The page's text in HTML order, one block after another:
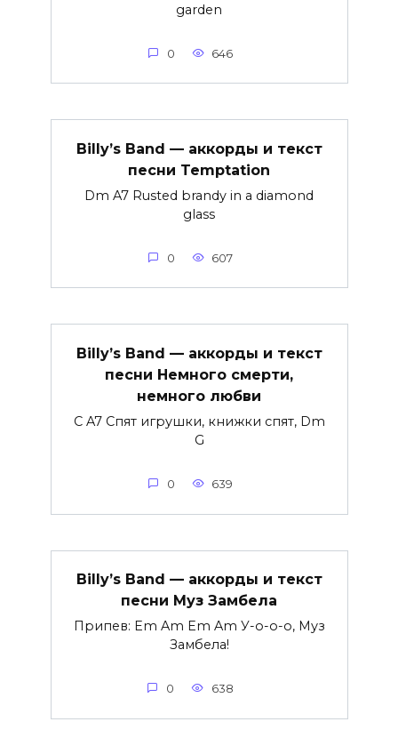
garden
0 646
Billy’s Band — аккорды и текст
песни Temptation
Dm A7 Rusted brandy in a diamond
glass
0 607
Billy’s Band — аккорды и текст
песни Немного смерти,
немного любви
C A7 Спят игрушки, книжки спят, Dm
G
0 639
Billy’s Band — аккорды и текст
песни Муз Замбела
Припев: Em Am Em Am У-о-о-о, Муз
Замбела!
0 638